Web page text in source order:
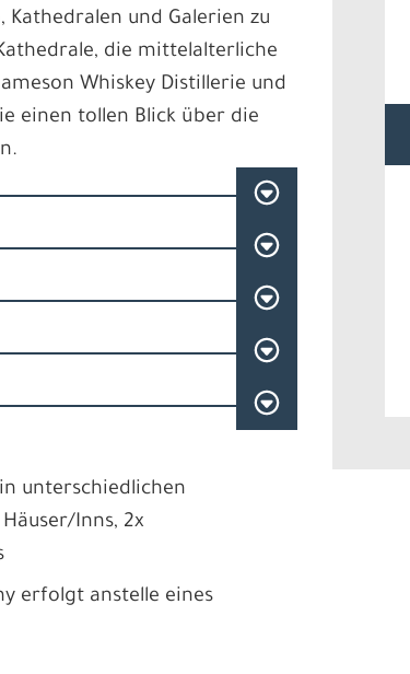
und Galerien zu
die mittelalterliche
Whiskey Distillerie und
einen tollen Blick über die
unterschiedlichen
Inns, 2x
erfolgt anstelle eines